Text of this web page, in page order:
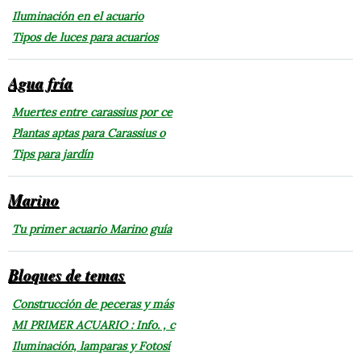
Iluminación en el acuario
Tipos de luces para acuarios
Agua fría
Muertes entre carassius por ce
Plantas aptas para Carassius o
Tips para jardín
Marino
Tu primer acuario Marino guía
Bloques de temas
Construcción de peceras y más
MI PRIMER ACUARIO : Info. , c
Iluminación, lamparas y Fotosí